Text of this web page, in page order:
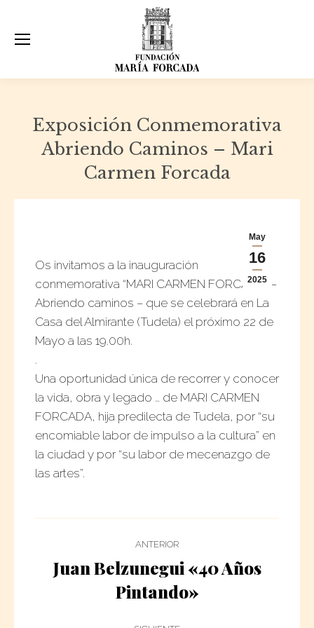
Exposición Conmemorativa
Abriendo Caminos – Mari
Carmen Forcada
May
16
2025
Os invitamos a la inauguración
conmemorativa “MARI CARMEN FORCADA” –
Abriendo caminos – que se celebrará en La
Casa del Almirante (Tudela) el próximo 22 de
Mayo a las 19.00h.
.
Una oportunidad única de recorrer y conocer
la vida, obra y legado … de MARI CARMEN
FORCADA, hija predilecta de Tudela, por “su
encomiable labor de impulso a la cultura” en
la ciudad y por “su labor de mecenazgo de
las artes”.
Navegación
Entre
Publicaciones
ANTERIOR
Publicación
anterior:
Juan Belzunegui «40 Años
Pintando»